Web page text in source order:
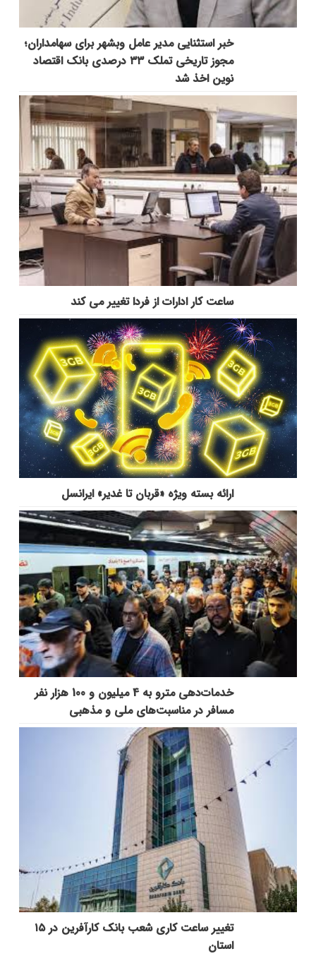
خبر استثنایی مدیر عامل وبشهر برای سهامداران؛
مجوز تاریخی تملک ۳۳ درصدی بانک اقتصاد
نوین اخذ شد
ساعت کار ادارات از فردا تغییر می کند
ارائه بسته ویژه «قربان تا غدیر» ایرانسل
خدمات‌دهي مترو به 4 ميليون و 100 هزار نفر
مسافر در مناسبت‌هاي ملي و مذهبي
تغییر ساعت کاری شعب بانک کارآفرین در ۱۵
استان